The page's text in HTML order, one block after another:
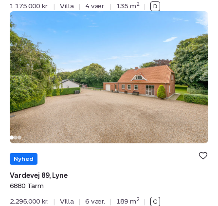
1.175.000 kr.
| Villa | 4 vær. | 135 m2 |
Villa:
Vardevej
89,
Lyne,
6880
Tarm
Nyhed
Vardevej 89, Lyne
6880 Tarm
2.295.000 kr.
| Villa | 6 vær. | 189 m2 |